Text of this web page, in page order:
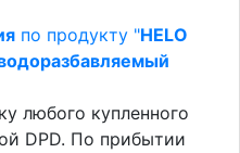
по продукту "HELO
любого купленного
DPD. По прибытии